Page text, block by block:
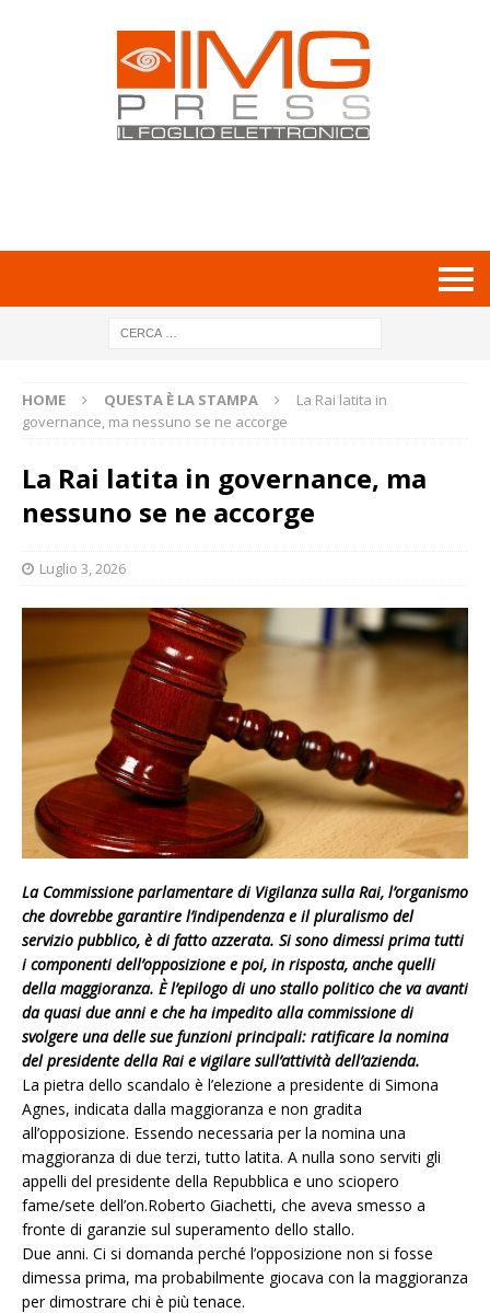
HOME QUESTA È LA STAMPA
La Rai latita in
governance, ma nessuno se ne accorge
La Rai latita in governance, ma
nessuno se ne accorge
Luglio 3, 2026
La Commissione parlamentare di Vigilanza sulla Rai, l’organismo
che dovrebbe garantire l’indipendenza e il pluralismo del
servizio pubblico, è di fatto azzerata. Si sono dimessi prima tutti
i componenti dell’opposizione e poi, in risposta, anche quelli
della maggioranza. È l’epilogo di uno stallo politico che va avanti
da quasi due anni e che ha impedito alla commissione di
svolgere una delle sue funzioni principali: ratificare la nomina
del presidente della Rai e vigilare sull’attività dell’azienda.
La pietra dello scandalo è l’elezione a presidente di Simona
Agnes, indicata dalla maggioranza e non gradita
all’opposizione. Essendo necessaria per la nomina una
maggioranza di due terzi, tutto latita. A nulla sono serviti gli
appelli del presidente della Repubblica e uno sciopero
fame/sete dell’on.Roberto Giachetti, che aveva smesso a
fronte di garanzie sul superamento dello stallo.
Due anni. Ci si domanda perché l’opposizione non si fosse
dimessa prima, ma probabilmente giocava con la maggioranza
per dimostrare chi è più tenace.